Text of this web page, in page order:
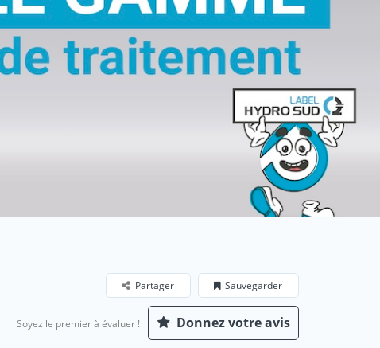
Sauvegarder
Partager
Soyez le premier à évaluer ! Donnez votre avis